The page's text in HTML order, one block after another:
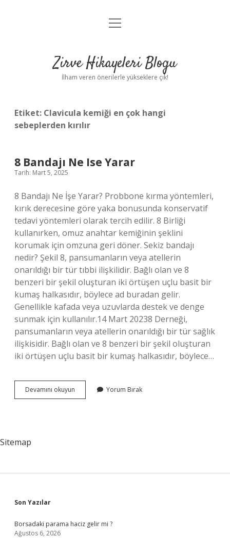
Anasayfa
Yasal Uyarı
menüyü
Zirve Hikayeleri Blogu
İlham veren önerilerle yükseklere çık!
Etiket: Clavicula kemiği en çok hangi
sebeplerden kırılır
8 Bandajı Ne Ise Yarar
Tarih: Mart 5, 2025
8 Bandajı Ne İşe Yarar? Probbone kırma yöntemleri,
kırık derecesine göre yaka bonusunda konservatif
tedavi yöntemleri olarak tercih edilir. 8 Birliği
kullanırken, omuz anahtar kemiğinin şeklini
korumak için omzuna geri döner. Sekiz bandajı
nedir? Şekil 8, pansumanların veya atellerin
onarıldığı bir tür tıbbi ilişkilidir. Bağlı olan ve 8
benzeri bir şekil oluşturan iki örtüşen uçlu basit bir
kumaş halkasıdır, böylece ad buradan gelir.
Genellikle kafada veya uzuvlarda destek ve denge
sunmak için kullanılır.14 Mart 20238 Derneği,
pansumanların veya atellerin onarıldığı bir tür sağlık
ilişkisidir. Bağlı olan ve 8 benzeri bir şekil oluşturan
iki örtüşen uçlu basit bir kumaş halkasıdır, böylece…
Devamını okuyun
Bandajı
Yorum Bırak
Sitemap
Sidebar
Son Yazılar
Borsadaki parama haciz gelir mi ?
Ağustos 6, 2026